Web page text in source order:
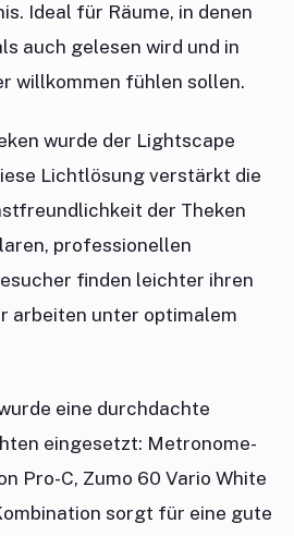
Ideal für Räume, in denen
auch gelesen wird und in
willkommen fühlen sollen.
wurde der Lightscape
Lichtlösung verstärkt die
der Theken
professionellen
finden leichter ihren
arbeiten unter optimalem
eine durchdachte
eingesetzt: Metronome-
Pro-C, Zumo 60 Vario White
sorgt für eine gute